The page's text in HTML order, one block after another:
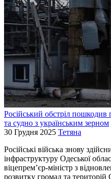
Російський обстріл
та судно з українським зерном
30 Грудня 2025 Тетяна
Російські війська знову
інфраструктуру Одеської
віцепрем’єр-міністр з
розвитку громад та